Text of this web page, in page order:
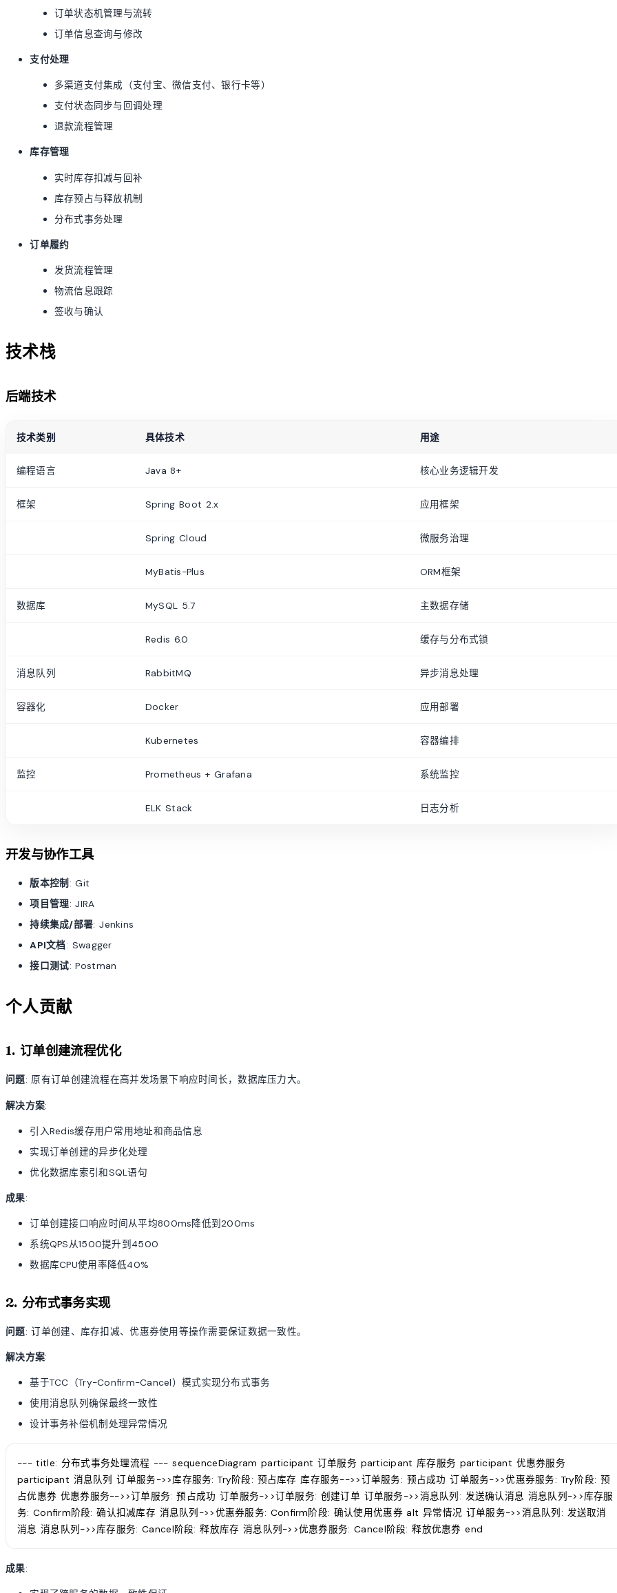
订单状态机管理与流转
订单信息查询与修改
支付处理
多渠道支付集成（支付宝、微信支付、银行卡等）
支付状态同步与回调处理
退款流程管理
库存管理
实时库存扣减与回补
库存预占与释放机制
分布式事务处理
订单履约
发货流程管理
物流信息跟踪
签收与确认
技术栈
后端技术
技术类别 具体技术 用途
编程语言 Java 8+ 核心业务逻辑开发
框架 Spring Boot 2.x 应用框架
Spring Cloud 微服务治理
MyBatis-Plus ORM框架
数据库 MySQL 5.7 主数据存储
Redis 6.0 缓存与分布式锁
消息队列 RabbitMQ 异步消息处理
容器化 Docker 应用部署
Kubernetes 容器编排
监控 Prometheus + Grafana 系统监控
ELK Stack 日志分析
开发与协作工具
版本控制 : Git
项目管理: JIRA
持续集成/部署: Jenkins
API文档: Swagger
接口测试: Postman
个人贡献
1. 订单创建流程优化
问题: 原有订单创建流程在高并发场景下响应时间长，数据库压力大。
解决方案:
引入Redis缓存用户常用地址和商品信息
实现订单创建的异步化处理
优化数据库索引和SQL语句
成果:
订单创建接口响应时间从平均800ms降低到200ms
系统QPS从1500提升到4500
数据库CPU使用率降低40%
2. 分布式事务实现
问题: 订单创建、库存扣减、优惠券使用等操作需要保证数据一致性。
解决方案:
基于TCC（Try-Confirm-Cancel）模式实现分布式事务
使用消息队列确保最终一致性
设计事务补偿机制处理异常情况
--- title: 分布式事务处理流程 --- sequenceDiagram participant 订单服务 participant 库存服务 participant 优惠券服务
participant 消息队列 订单服务->>库存服务: Try阶段: 预占库存 库存服务-->>订单服务: 预占成功 订单服务->>优惠券服务: Try阶段: 预
占优惠券 优惠券服务-->>订单服务: 预占成功 订单服务->>订单服务: 创建订单 订单服务->>消息队列: 发送确认消息 消息队列->>库存服
务: Confirm阶段: 确认扣减库存 消息队列->>优惠券服务: Confirm阶段: 确认使用优惠券 alt 异常情况 订单服务->>消息队列: 发送取消
消息 消息队列->>库存服务: Cancel阶段: 释放库存 消息队列->>优惠券服务: Cancel阶段: 释放优惠券 end
成果: